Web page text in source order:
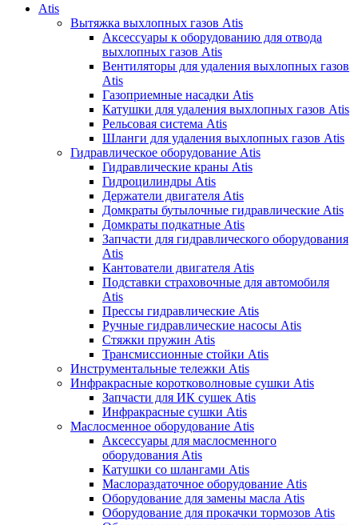
Atis
Вытяжка выхлопных газов Atis
Аксессуары к оборудованию для отвода
выхлопных газов Atis
Вентиляторы для удаления выхлопных газов
Atis
Газоприемные насадки Atis
Катушки для удаления выхлопных газов Atis
Рельсовая система Atis
Шланги для удаления выхлопных газов Atis
Гидравлическое оборудование Atis
Гидравлические краны Atis
Гидроцилиндры Atis
Держатели двигателя Atis
Домкраты бутылочные гидравлические Atis
Домкраты подкатные Atis
Запчасти для гидравлического оборудования
Atis
Кантователи двигателя Atis
Подставки страховочные для автомобиля
Atis
Прессы гидравлические Atis
Ручные гидравлические насосы Atis
Стяжки пружин Atis
Трансмиссионные стойки Atis
Инструментальные тележки Atis
Инфракрасные коротковолновые сушки Atis
Запчасти для ИК сушек Atis
Инфракрасные сушки Atis
Маслосменное оборудование Atis
Аксессуары для маслосменного
оборудования Atis
Катушки со шлангами Atis
Маслораздаточное оборудование Atis
Оборудование для замены масла Atis
Оборудование для прокачки тормозов Atis